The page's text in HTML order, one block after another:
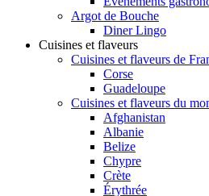
Argot de Bouche
Diner Lingo
Cuisines et flaveurs
Cuisines et flaveurs de
Corse
Guadeloupe
Cuisines et flaveurs du
Afghanistan
Albanie
Belize
Chypre
Crète
Érythrée